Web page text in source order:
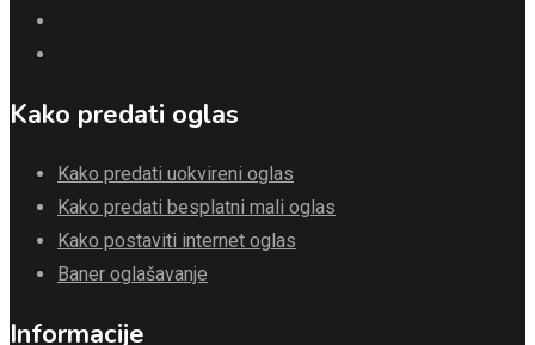
Kako predati oglas
Kako predati uokvireni oglas
Kako predati besplatni mali oglas
Kako postaviti internet oglas
Baner oglašavanje
Informacije